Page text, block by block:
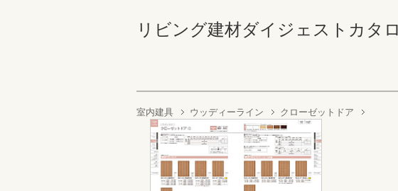
リビング建材ダイジェストカタ
室内建具 ウッディーライン クローゼットドア